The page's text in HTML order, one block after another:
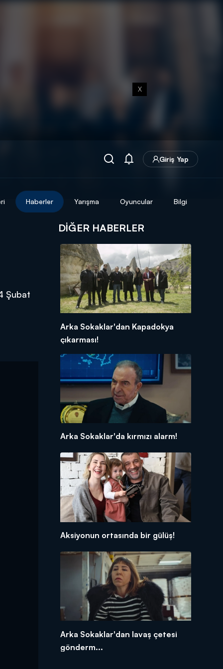
X
Giriş Yap
Haberler Yarışma Oyuncular Bilgi
Şubat
DIĞER HABERLER
Arka Sokaklar'dan Kapadokya
çıkarması!
Arka Sokaklar'da kırmızı alarm!
Aksiyonun ortasında bir gülüş!
Arka Sokaklar'dan lavaş çetesi
gönderm...